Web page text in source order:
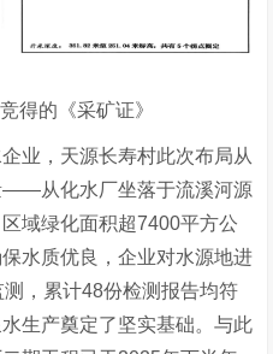
得的《采矿证》
业，天源长寿村此次布局从
——从化水厂坐落于流溪河源
域绿化面积超7400平方公
水质优良，企业对水源地进
，累计48份检测报告均符
生产奠定了坚实基础。与此